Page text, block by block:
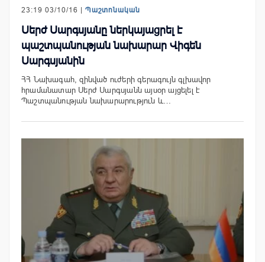
23:19 03/10/16 | Պաշտոնական
Սերժ Սարգսյանը ներկայացրել է
պաշտպանության նախարար Վիգեն
Սարգսյանին
ՀՀ Նախագահ, զինված ուժերի գերագույն գլխավոր
հրամանատար Սերժ Սարգսյանն այսօր այցելել է
Պաշտպանության նախարարություն և…